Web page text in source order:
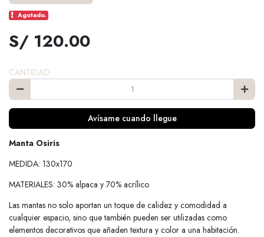
Agotado.
S/ 120.00
CANTIDAD
Avísame cuando llegue
Manta Osiris
MEDIDA: 130x170
MATERIALES: 30% alpaca y 70% acrílico
Las mantas no solo aportan un toque de calidez y comodidad a
cualquier espacio, sino que también pueden ser utilizadas como
elementos decorativos que añaden textura y color a una habitación.